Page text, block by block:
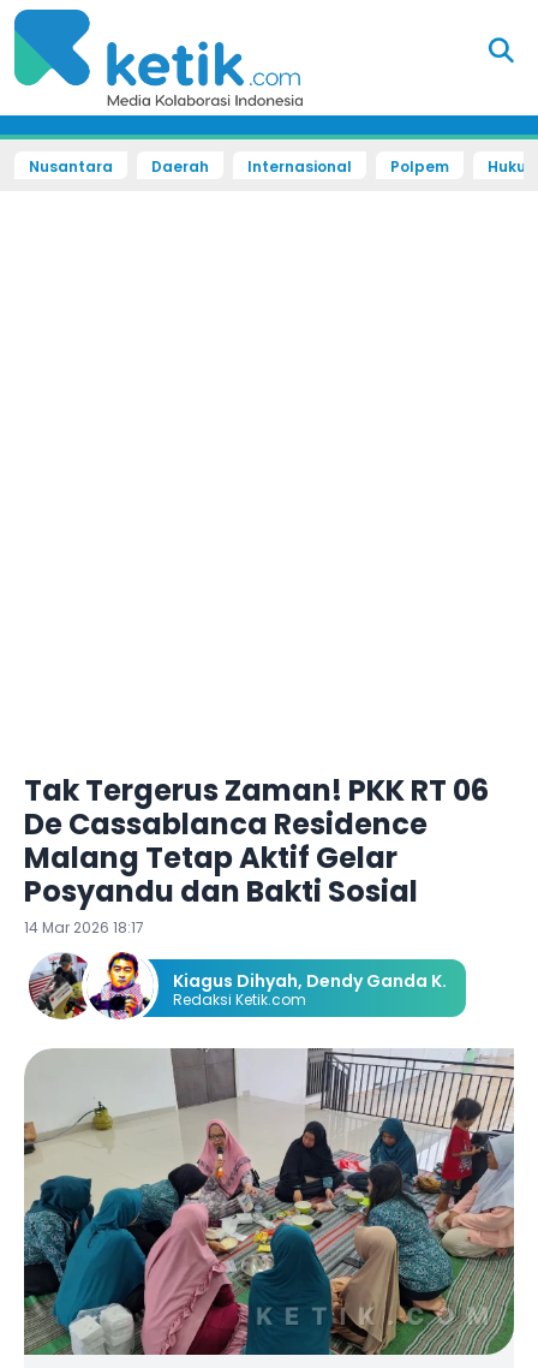
Nusantara Daerah Internasional Polpem
Tak Tergerus Zaman! PKK RT 06
De Cassablanca Residence
Malang Tetap Aktif Gelar
Posyandu dan Bakti Sosial
14 Mar 2026 18:17
Kiagus Dihyah, Dendy Ganda K.
Redaksi Ketik.com